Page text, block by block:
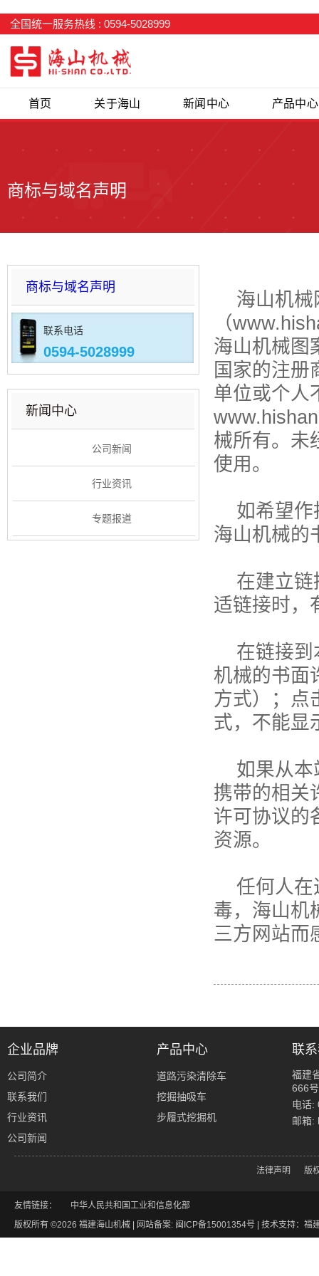
全国统一服务热线 : 0594-5028999
首页 关于海山 新闻中心 产品中心
商标与域名声明
您现在所在的位置 首页 商标与域名声明
商标与域名声明
联系电话
0594-5028999
新闻中心
公司新闻
行业资讯
专题报道
海山机械
（
海山机械图
国家的注册
单位或个人
械所有。未
使用。
如希望
海山机械的
在建立
适链接时，
在链接
机械的书面
方式）；点
式，不能显
如果从
携带的相关
许可协议的
资源。
任何人在
毒，海山机
三方网站而
企业品牌
公司简介
联系我们
行业资讯
公司新闻
产品中心
道路污染清除车
挖掘抽吸车
步履式挖掘机
联
福建
666号
电话:
邮箱:
法律声明 版
友情链接：
中华人民共和国工业和信息化部
版权所有 ©2026 福建海山机械 | 网站备案: 闽ICP备15001354号 技术支持：福